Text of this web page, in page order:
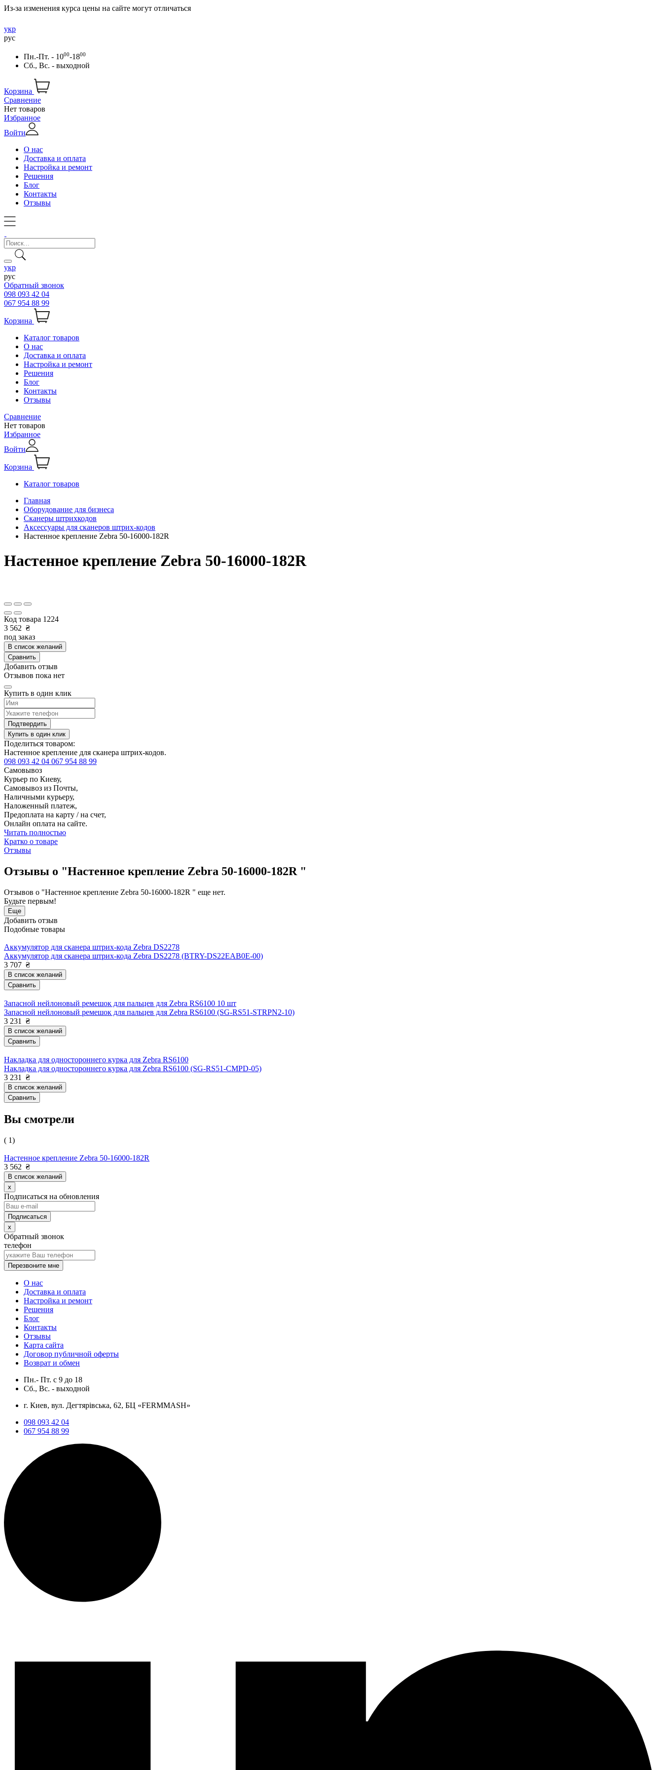
Из-за изменения курса цены на сайте могут отличаться
укр
рус
Пн.-Пт. - 1000-1800
Сб., Вс. - выходной
Корзина
Сравнение
Нет товаров
Избранное
Войти
О нас
Доставка и оплата
Настройка и ремонт
Решения
Блог
Контакты
Отзывы
укр
рус
Обратный звонок
098 093 42 04
067 954 88 99
Корзина
Каталог товаров
О нас
Доставка и оплата
Настройка и ремонт
Решения
Блог
Контакты
Отзывы
Сравнение
Нет товаров
Избранное
Войти
Корзина
Каталог товаров
Главная
Оборудование для бизнеса
Сканеры штрихкодов
Аксессуары для сканеров штрих-кодов
Настенное крепление Zebra 50-16000-182R
Настенное крепление Zebra 50-16000-182R
Код товара 1224
3 562 ₴
под заказ
В список желаний
Сравнить
Добавить отзыв
Отзывов пока нет
Купить в один клик
Подтвердить
Купить в один клик
Поделиться товаром:
Настенное крепление для сканера штрих-кодов.
098 093 42 04 067 954 88 99
Самовывоз
Курьер по Киеву,
Самовывоз из Почты,
Наличными курьеру,
Наложенный платеж,
Предоплата на карту / на счет,
Онлайн оплата на сайте.
Читать полностью
Кратко о товаре
Отзывы
Отзывы о "Настенное крепление Zebra 50-16000-182R "
Отзывов о "Настенное крепление Zebra 50-16000-182R " еще нет.
Будьте первым!
Еще
Добавить отзыв
Подобные товары
Аккумулятор для сканера штрих-кода Zebra DS2278
Аккумулятор для сканера штрих-кода Zebra DS2278 (BTRY-DS22EAB0E-00)
3 707 ₴
В список желаний
Сравнить
Запасной нейлоновый ремешок для пальцев для Zebra RS6100 10 шт
Запасной нейлоновый ремешок для пальцев для Zebra RS6100 (SG-RS51-STRPN2-10)
3 231
₴
В список желаний
Сравнить
Накладка для одностороннего курка для Zebra RS6100
Накладка для одностороннего курка для Zebra RS6100 (SG-RS51-CMPD-05)
3 231
₴
В список желаний
Сравнить
Вы смотрели
( 1)
Настенное крепление Zebra 50-16000-182R
3 562 ₴
В список желаний
x
Подписаться на обновления
x
Обратный звонок
телефон
Перезвоните мне
О нас
Доставка и оплата
Настройка и ремонт
Решения
Блог
Контакты
Отзывы
Карта сайта
Договор публичной оферты
Возврат и обмен
Пн.- Пт. с 9 до 18
Сб., Вс. - выходной
г. Киев, вул. Дегтярівська, 62, БЦ «FERMMASH»
098 093 42 04
067 954 88 99